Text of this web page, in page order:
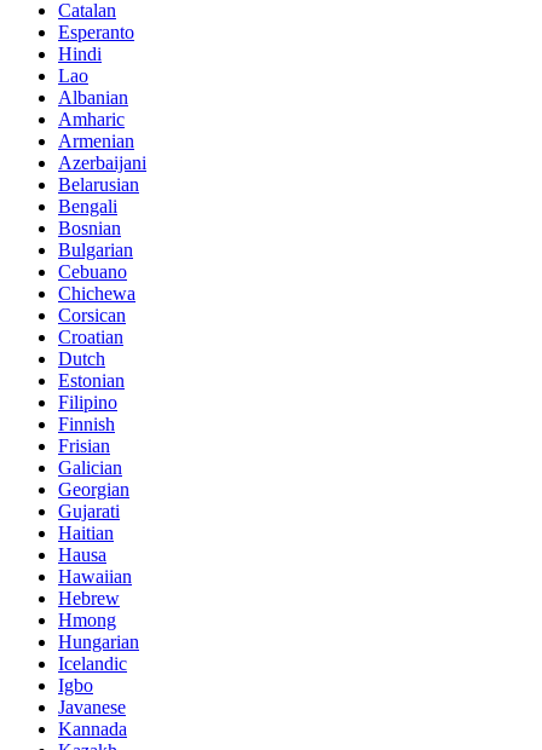
Catalan
Esperanto
Hindi
Lao
Albanian
Amharic
Armenian
Azerbaijani
Belarusian
Bengali
Bosnian
Bulgarian
Cebuano
Chichewa
Corsican
Croatian
Dutch
Estonian
Filipino
Finnish
Frisian
Galician
Georgian
Gujarati
Haitian
Hausa
Hawaiian
Hebrew
Hmong
Hungarian
Icelandic
Igbo
Javanese
Kannada